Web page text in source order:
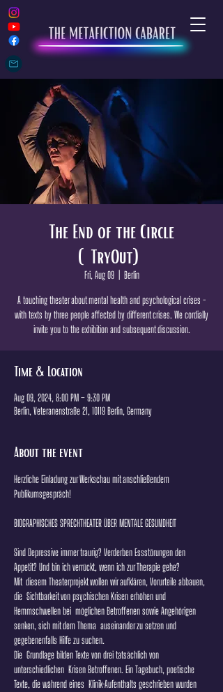
The End of the Circle
(TryOut)
Fri, Aug 09
  |
Berlin
A touching theater about mental health and psychological crises -
with texts by three people affected by different crises. We cordially
invite you to the exhibition and subsequent discussion.
Time & Location
Aug 09, 2024, 8:00 PM – 9:30 PM
Berlin, Veteranenstraße 21, 10119 Berlin, Germany
About the event
Herzliche Einladung zur Werkschau mit anschließendem
Publikumsgespräch!
BIOGRAPHISCHES SPRECHTHEATER ÜBER MENTALE GESUNDHEIT
Sind Depressive immer traurig? Verderben Essstörungen den
Appetit? Und bin ich verrückt, wenn ich zur Therapie gehe?
Mit  diesem Theaterprojekt wollen wir aufklären, Vorurteile abbauen,
die  Sichtbarkeit von psychischen Krisen erhöhen und
Hemmschwellen bei  möglichen Betroffenen sowie Angehörigen
senken, sich mit dem Thema  auseinander zu setzen und
gegebenenfalls Hilfe zu suchen.
Die  Grundlage bilden Texte von drei tatsächlich von
unterschiedlichen  Krisen Betroffenen. Ein Tagebuch, poetische
Texte, die während eines  Klinik-Aufenthalts geschrieben wurden